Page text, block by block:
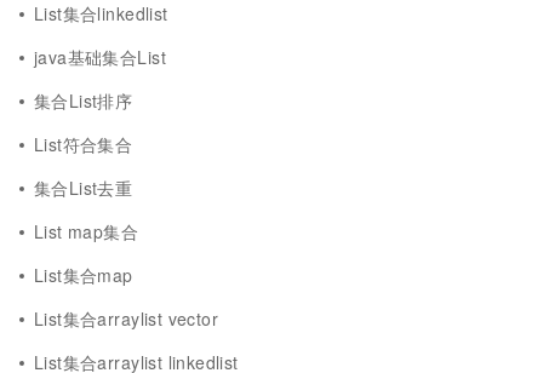
List集合linkedlist
java基础集合List
集合List排序
List符合集合
集合List去重
List map集合
List集合map
List集合arraylist vector
List集合arraylist linkedlist